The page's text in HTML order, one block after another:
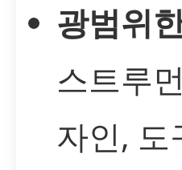
광범위
스트루
자인, 도